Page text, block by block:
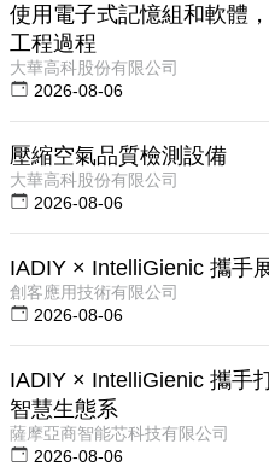
使用電子式記憶組和軟體
工程過程
大華高科股份有限公司
2026-08-06
壓縮空氣品質檢測設備
大華高科股份有限公司
2026-08-06
IADIY × IntelliGienic 攜手
創客應用技術有限公司
2026-08-06
IADIY × IntelliGienic 攜手
智慧生態系
薩摩亞商智能芯科技有限公司
2026-08-06